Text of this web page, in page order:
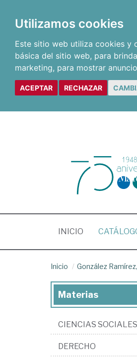
Utilizamos cookies
Este sitio web utiliza cookies y
básica del sitio web, para
marketing, para mostrar
ACEPTAR RECHAZAR
INICIO (CURRENT)
Inicio González
Materias
CIENCIAS SOCIALES
DERECHO